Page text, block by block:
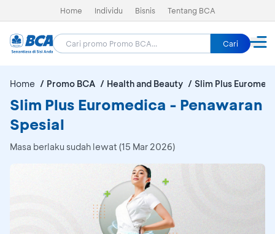
Home Individu Bisnis Tentang BCA
Cari
Home Promo BCA Health and Beauty Slim Plus
Slim Plus Euromedica - Penawaran
Spesial
Masa berlaku sudah lewat (15 Mar 2026)